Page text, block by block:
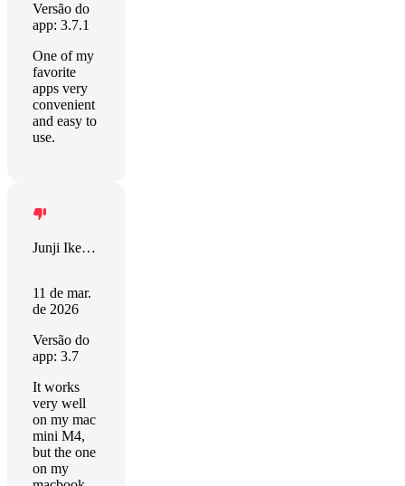
Versão do
app: 3.7.1
One of my
favorite
apps very
convenient
and easy to
use.
Junji Ikeshima
11 de mar.
de 2026
Versão do
app: 3.7
It works
very well
on my mac
mini M4,
but the one
on my